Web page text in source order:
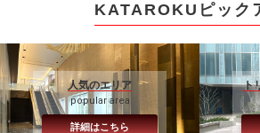
KATAROKUピック
人気のエリア
popular area
詳細はこちら
ト